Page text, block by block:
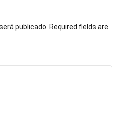
publicado. Required fields are